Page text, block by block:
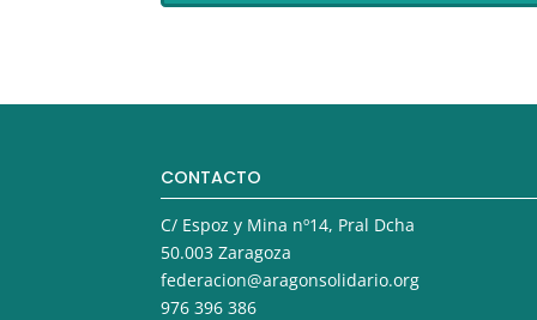
CONTACTO
C/ Espoz y Mina nº14, Pral Dcha
50.003 Zaragoza
federacion@aragonsolidario.org
976 396 386